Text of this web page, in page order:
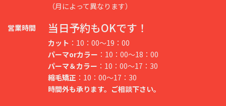
（月によって異なります）
営業時間 当日予約もOKです！
カット ：10：00～19：00
パーマorカラー ：10：00～18：00
パーマ＆カラー ：10：00～17：30
縮毛矯正 ：10：00～17：30
時間外も承ります。ご相談下さい。